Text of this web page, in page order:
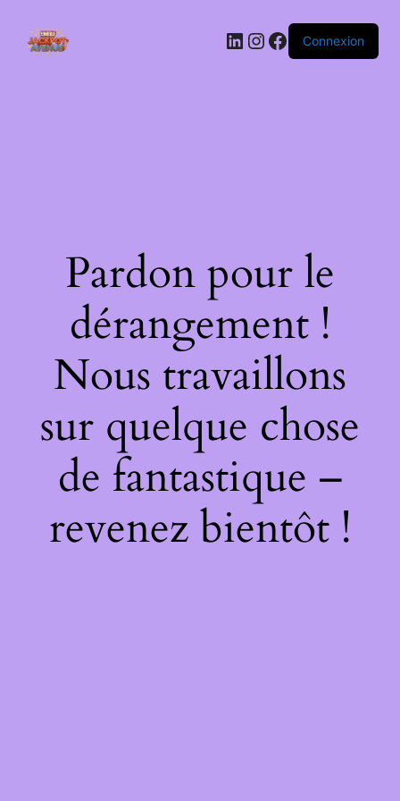
LinkedIn
Instagram
Facebook
Connexion
Pardon pour le
dérangement !
Nous travaillons
sur quelque chose
de fantastique –
revenez bientôt !